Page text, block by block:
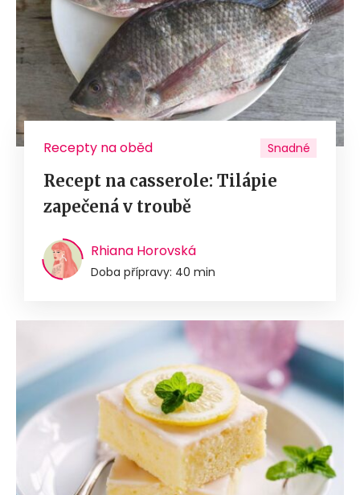
Recepty na oběd Snadné
Recept na casserole: Tilápie
zapečená v troubě
Rhiana Horovská
Doba přípravy: 40 min